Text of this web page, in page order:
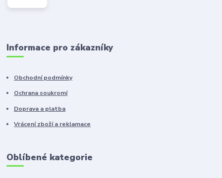
Informace pro zákazníky
Obchodní podmínky
Ochrana soukromí
Doprava a platba
Vrácení zboží a reklamace
Oblíbené kategorie